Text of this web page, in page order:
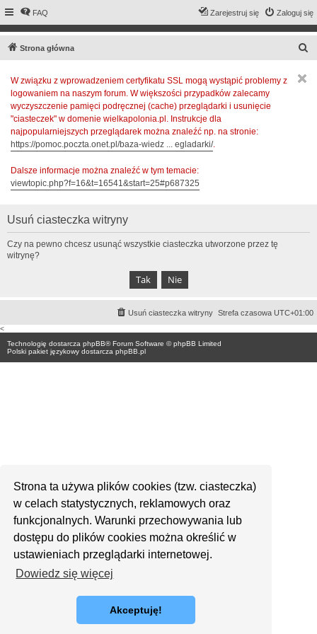
Strona ta używa plików cookies (tzw. ciasteczka)
w celach statystycznych, reklamowych oraz
funkcjonalnych. Warunki przechowywania lub
dostępu do plików cookies można określić w
ustawieniach przeglądarki internetowej.
Dowiedz się więcej
Akceptuję!
FAQ Zaloguj się
Zarejestruj się
Strona główna
W związku z wprowadzeniem certyfikatu SSL mogą wystąpić problemy z
logowaniem na naszym forum. W większości przypadków zalecamy
wyczyszczenie pamięci podręcznej (cache) przeglądarki i usunięcie
"ciasteczek" w domenie wielkapolonia.pl. Instrukcje dla
najpopularniejszych przeglądarek można znaleźć np. na stronie:
https://pomoc.poczta.onet.pl/baza-wiedz ... egladarki/.
Dalsze informacje można znaleźć w tym temacie:
viewtopic.php?f=16&t=16541&start=25#p687325
Usuń ciasteczka witryny
Czy na pewno chcesz usunąć wszystkie ciasteczka utworzone przez tę
witrynę?
Strefa czasowa UTC+01:00
Usuń ciasteczka witryny
<
Technologię dostarcza phpBB® Forum Software © phpBB Limited
Polski pakiet językowy dostarcza phpBB.pl